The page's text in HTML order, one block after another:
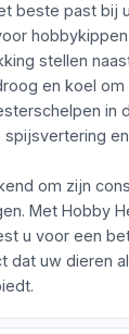
beste past bij
stellen
en koel
in
om zijn
Met Hobby
u voor een
dat uw dieren